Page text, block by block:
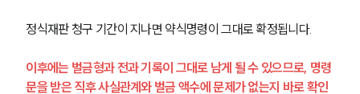
정식재판 청구 기간이 지나면 약식명령이 그대로 확정됩니다.
이후에는 벌금형과 전과 기록이 그대로 남게 될 수 있으므로, 명령
문을 받은 직후 사실관계와 벌금 액수에 문제가 없는지 바로 확인